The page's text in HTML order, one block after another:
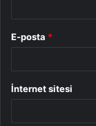
E-posta *
İnternet sitesi